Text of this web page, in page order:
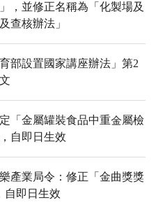
，並修正名稱為「化製場及
查核辦法」
部設置國家講座辦法」第2
「金屬罐裝食品中重金屬檢
自即日生效
產業局令：修正「金曲獎獎
自即日生效